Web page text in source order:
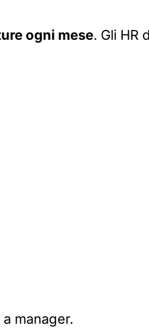
ogni mese. Gli HR
manager.